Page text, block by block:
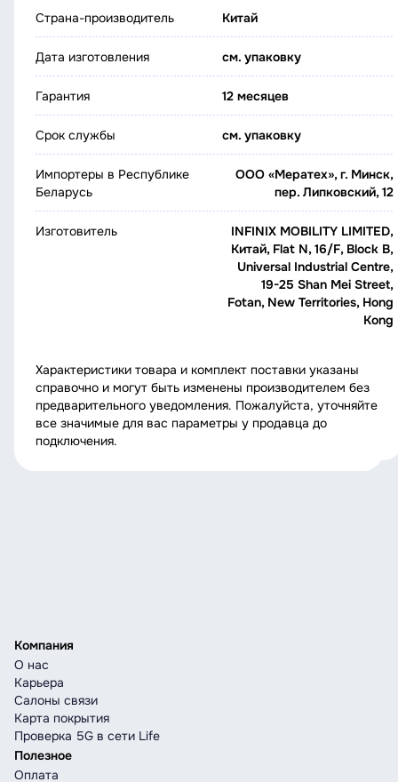
Страна-производитель Китай
Дата изготовления см. упаковку
Гарантия 12 месяцев
Срок службы см. упаковку
Импортеры в Республике
Беларусь
ООО «Мератех», г. Минск,
пер. Липковский, 12
Изготовитель
INFINIX MOBILITY LIMITED,
Китай, Flat N, 16/F, Block B,
Universal Industrial Centre,
19-25 Shan Mei Street,
Fotan, New Territories, Hong
Kong
Характеристики товара и комплект поставки указаны
справочно и могут быть изменены производителем без
предварительного уведомления. Пожалуйста, уточняйте
все значимые для вас параметры у продавца до
подключения.
Компания
О нас
Карьера
Салоны связи
Карта покрытия
Проверка 5G в сети Life
Полезное
Оплата